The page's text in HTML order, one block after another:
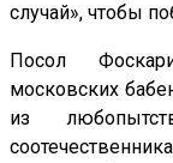
случай», чтобы
Посол
московских
из